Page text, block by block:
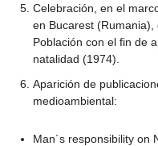
Celebración, en el
en Bucarest
Población con el fin de
natalidad (1974).
Aparición de
medioambiental:
Man´s responsibility on